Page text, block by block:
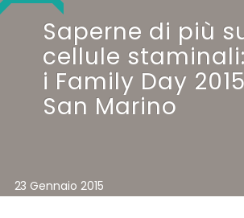
Saperne di più
cellule
i Family Day
San Marino
23 Gennaio 2015